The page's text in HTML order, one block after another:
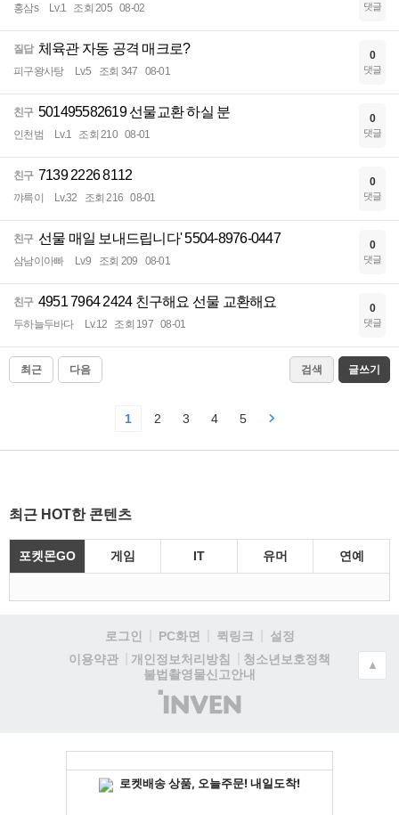
홍삼s Lv.1 조회 205 08-02 댓글
질답 체육관 자동 공격 매크로?
피구왕사탕 Lv.5 조회 347 08-01
0
댓글
친구 501495582619 선물교환 하실 분
인천범 Lv.1 조회 210 08-01
0
댓글
친구 7139 2226 8112
꺄륵이 Lv.32 조회 216 08-01
0
댓글
친구 선물 매일 보내드립니다' 5504-8976-0447
삼남이아빠 Lv.9 조회 209 08-01
0
댓글
친구 4951 7964 2424 친구해요 선물 교환해요
두하늘두바다 Lv.12 조회 197 08-01
0
댓글
최근 다음 검색 글쓰기
1 2 3 4 5
최근 HOT한 콘텐츠
포켓몬GO 게임 IT 유머 연예
로그인 PC화면 퀵링크
설정
이용약관
개인정보처리방침
청소년보호정책
불법촬영물신고안내
(주)
인
▲